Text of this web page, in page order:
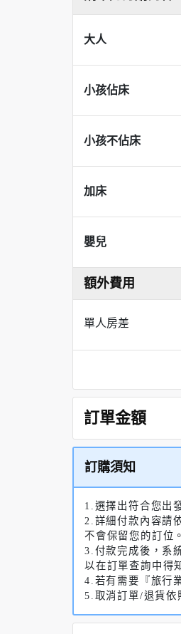
大人
小孩佔床
小孩不佔床
加床
嬰兒
額外費用
單人房差
訂單金額
訂購須知
1.選擇出符合您出
2.詳細付款內容請
不會保留您的訂位。
3.付款完成後，系
以在訂單查詢中得
4.若有需要『旅行
5.取消訂單/退貨依